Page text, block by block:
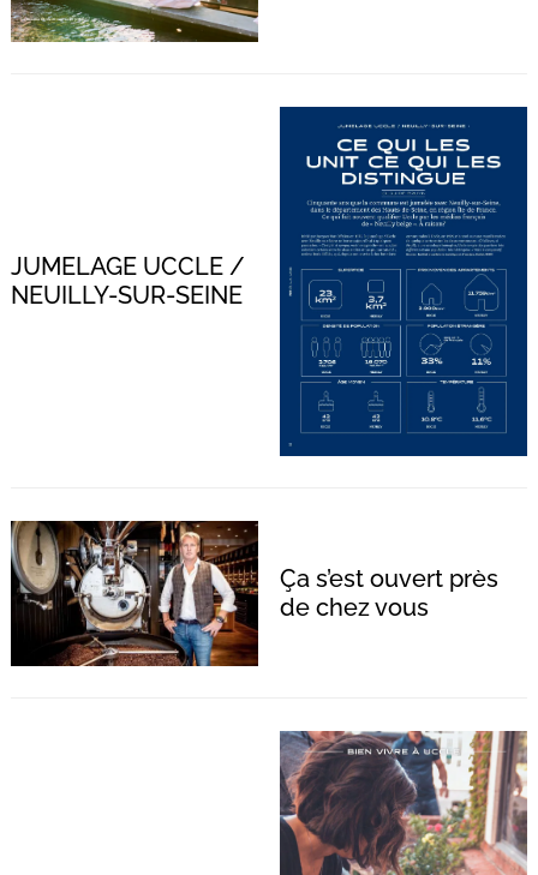
JUMELAGE UCCLE /
NEUILLY-SUR-SEINE
Ça s’est ouvert près
de chez vous